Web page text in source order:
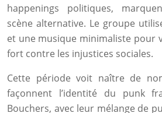
happenings politiques,
scène alternative. Le groupe
et une musique minimaliste pour
fort contre les injustices sociales.
Cette période voit naître de
façonnent l’identité du punk
Bouchers, avec leur mélange de